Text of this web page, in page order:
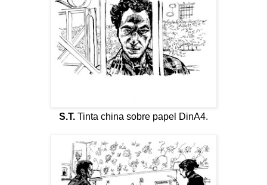
S.T. Tinta china sobre papel DinA4.